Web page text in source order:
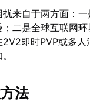
来自于两方面：
二是全球互联网
即时PVP或多
法